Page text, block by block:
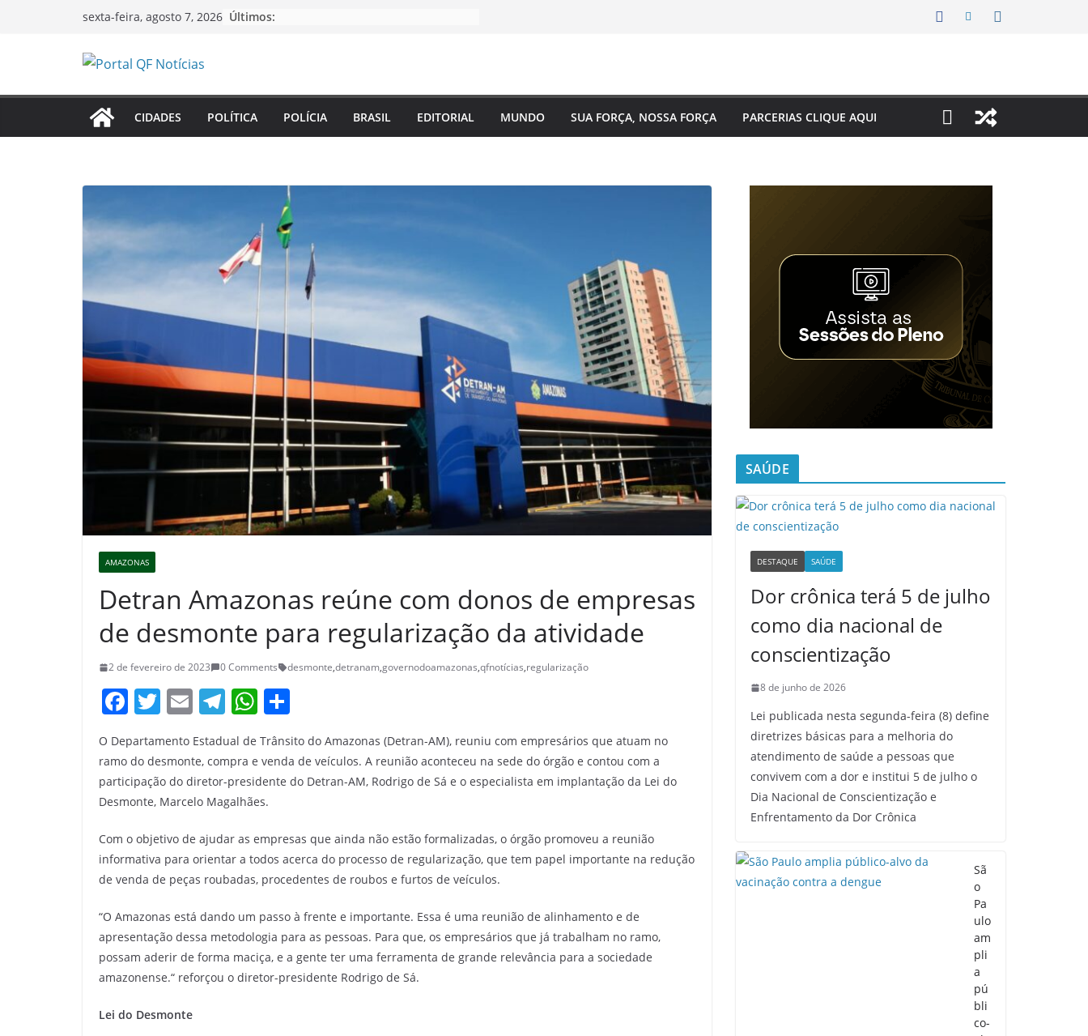
sexta-feira, agosto 7, 2026 Últimos:
CIDADES POLÍTICA POLÍCIA BRASIL EDITORIAL MUNDO SUA FORÇA, NOSSA FORÇA PARCERIAS CLIQUE AQUI
AMAZONAS
Detran Amazonas reúne com donos de empresas
de desmonte para regularização da atividade
2 de fevereiro de 2023 0 Comments desmonte,detranam,governodoamazonas,qfnotícias,regularização
F
c
e
b
o
o
k
T
itt
er
E
ai
l
T
el
e
gr
a
m
W
h
at
s
A
p
p
h
ar
e
O Departamento Estadual de Trânsito do Amazonas (Detran-AM), reuniu com empresários que atuam no
ramo do desmonte, compra e venda de veículos. A reunião aconteceu na sede do órgão e contou com a
participação do diretor-presidente do Detran-AM, Rodrigo de Sá e o especialista em implantação da Lei do
Desmonte, Marcelo Magalhães.
Com o objetivo de ajudar as empresas que ainda não estão formalizadas, o órgão promoveu a reunião
informativa para orientar a todos acerca do processo de regularização, que tem papel importante na redução
de venda de peças roubadas, procedentes de roubos e furtos de veículos.
“O Amazonas está dando um passo à frente e importante. Essa é uma reunião de alinhamento e de
apresentação dessa metodologia para as pessoas. Para que, os empresários que já trabalham no ramo,
possam aderir de forma maciça, e a gente ter uma ferramenta de grande relevância para a sociedade
amazonense.“ reforçou o diretor-presidente Rodrigo de Sá.
Lei do Desmonte
SAÚDE
DESTAQUE SAÚDE
Dor crônica terá 5 de julho
como dia nacional de
conscientização
8 de junho de 2026
Lei publicada nesta segunda-feira (8) define
diretrizes básicas para a melhoria do
atendimento de saúde a pessoas que
convivem com a dor e institui 5 de julho o
Dia Nacional de Conscientização e
Enfrentamento da Dor Crônica
Sã
o
Pa
ulo
am
pli
a
pú
bli
co-